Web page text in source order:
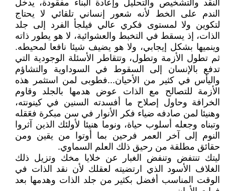
النقد والتشخيص والتحليل وإعادة البناء مفقودة، يدخل
الندم على الخط لأنه شعور إنساني تلقائي لا يحتاج
لتكوين ولا لمستوى فكري عالي فيلجأ الفرد إلى جلد
الذات، إذ يسقط في التخبط والعشوائية، لا هو يطور ذاته
وينميها بشكل إيجابي، ولا هو يضيف شيئا نافعا لمحيطه.
ثم تطول الأزمة وتطول، وتتقاطر الأسئلة الوجودية التي
تدفع بالإنسان إلى السقوط في السوداوية والتشاؤم
واليأس في كثير من الأحيان...فطوبى لمن استثمر هذه
الأزمة للتصالح مع الذات عوض هدمها بالجلد وقاوم
الخرافة وحاول إصلاح ما أفسدته السنين في كينونته،
وهنيئا لمن صادفه ضياء فكر الأنوار في سن مبكرة فعَقله
وتبناه وجعله أسلوب حياة، ونوما هنيئا لأولئك الذين آثروا
النوم إلى آخر العمر فرحين بما أوتوا من يقين ومن
حقائق مطلقة من رحيق ذلك العلم السماوي.
ليتك تنتفض وتنفض الغبار عن خلايا مخك وتزيل ذلك
الغلاف الأسود الذي ارتضيته لعقلك لأن نقد الذات في
الوقت المناسب أفضل بكثير من جلد الذات وهدمها بعد